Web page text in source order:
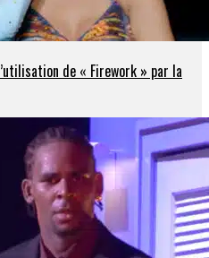
de « Firework » par la